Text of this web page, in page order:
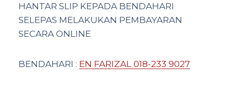
HANTAR SLIP KEPADA BENDAHARI
SELEPAS MELAKUKAN PEMBAYARAN
SECARA ONLINE
BENDAHARI : EN FARIZAL 018-233 9027